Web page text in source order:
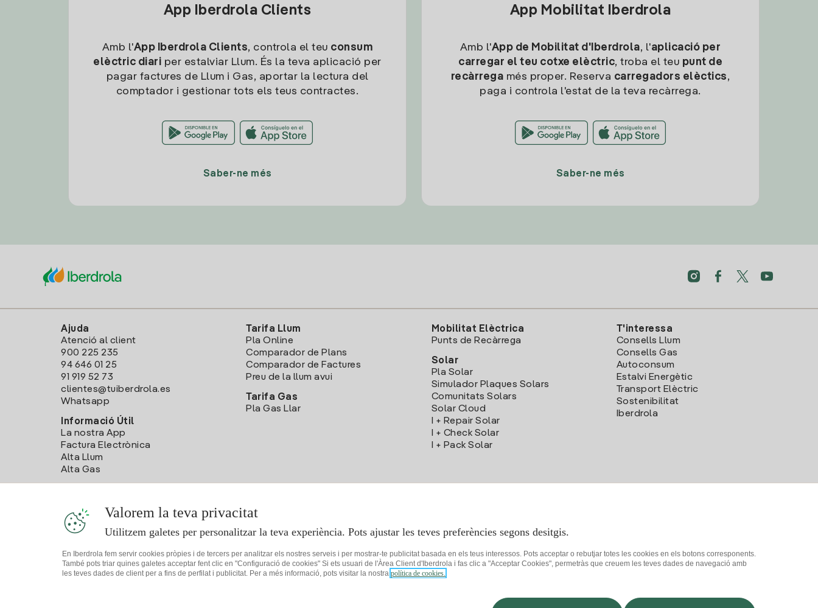
App Iberdrola Clients
Amb l'App Iberdrola Clients, controla el teu consum
elèctric diari per estalviar Llum. És la teva aplicació per
pagar factures de Llum i Gas, aportar la lectura del
comptador i gestionar tots els teus contractes.
Saber-ne més
App Mobilitat Iberdrola
Amb l'App de Mobilitat d'Iberdrola, l'aplicació per
carregar el teu cotxe elèctric, troba el teu punt de
recàrrega més proper. Reserva carregadors elèctics,
paga i controla l'estat de la teva recàrrega.
Saber-ne més
Ajuda
Atenció al client
900 225 235
94 646 01 25
91 919 52 73
clientes@tuiberdrola.es
Whatsapp
Informació Útil
La nostra App
Factura Electrònica
Alta Llum
Alta Gas
Tarifa Llum
Pla Online
Comparador de Plans
Comparador de Factures
Preu de la llum avui
Tarifa Gas
Pla Gas Llar
Mobilitat Elèctrica
Punts de Recàrrega
Solar
Pla Solar
Simulador Plaques Solars
Comunitats Solars
Solar Cloud
I + Repair Solar
I + Check Solar
I + Pack Solar
T'interessa
Consells Llum
Consells Gas
Autoconsum
Estalvi Energètic
Transport Elèctric
Sostenibilitat
Iberdrola
Valorem la teva privacitat
Utilitzem galetes per personalitzar la teva experiència. Pots ajustar les teves preferències segons desitgis.
En Iberdrola fem servir cookies pròpies i de tercers per analitzar els nostres serveis i per mostrar-te publicitat basada en els teus interessos. Pots acceptar o rebutjar totes les cookies en els botons corresponents.
També pots triar quines galetes acceptar fent clic en "Configuració de cookies" Si ets usuari de l'Àrea Client d'Iberdrola i fas clic a "Acceptar Cookies", permetràs que creuem les teves dades de navegació amb
les teves dades de client per a fins de perfilat i publicitat. Per a més informació, pots visitar la nostra política de cookies.